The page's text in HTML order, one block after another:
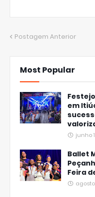
Postagem Anterior
Most Popular
em
junho
Ballet
Feira